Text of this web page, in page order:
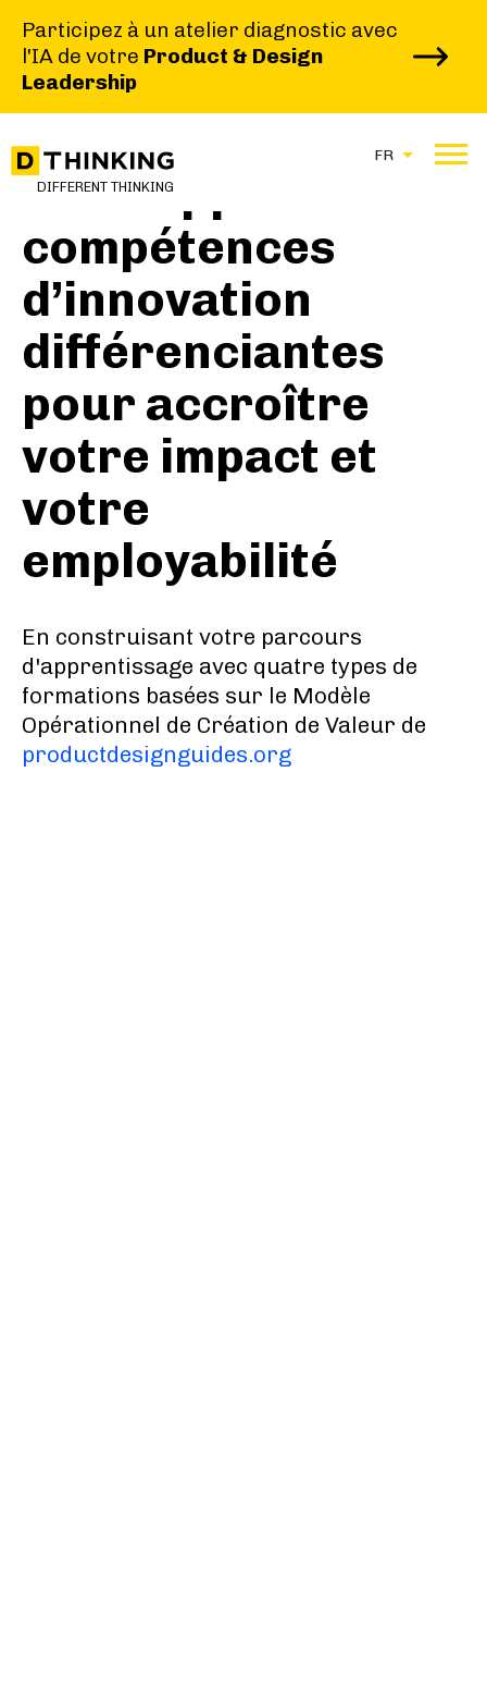
Participez à un atelier diagnostic avec
l'IA de votre Product & Design
Leadership
DIFFERENT THINKING
FR
Développez des
compétences
d’innovation
différenciantes
pour accroître
votre impact et
votre
employabilité
En construisant votre parcours
d'apprentissage avec quatre types de
formations basées sur le Modèle
Opérationnel de Création de Valeur de
productdesignguides.org